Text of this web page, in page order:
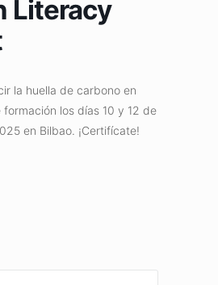
Literacy
la huella de carbono en
los días 10 y 12 de
en Bilbao. ¡Certifícate!